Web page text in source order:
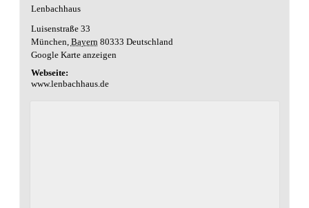
Lenbachhaus
Luisenstraße 33
München Bayern 80333 Deutschland
Google Karte anzeigen
Webseite:
www.lenbachhaus.de